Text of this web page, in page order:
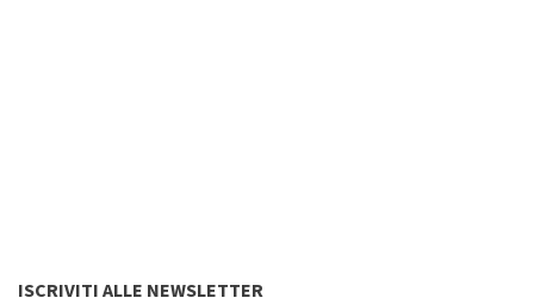
ISCRIVITI ALLE NEWSLETTER